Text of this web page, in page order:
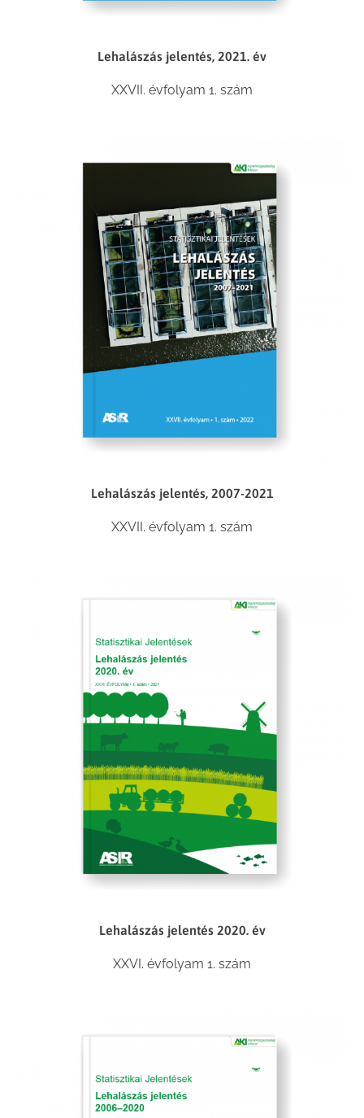
Lehalászás jelentés, 2021. év
XXVII. évfolyam 1. szám
Lehalászás jelentés, 2007-2021
XXVII. évfolyam 1. szám
Lehalászás jelentés 2020. év
XXVI. évfolyam 1. szám